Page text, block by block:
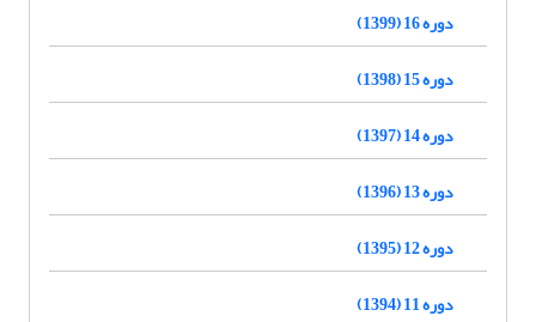
دوره 16 (1399)
دوره 15 (1398)
دوره 14 (1397)
دوره 13 (1396)
دوره 12 (1395)
دوره 11 (1394)